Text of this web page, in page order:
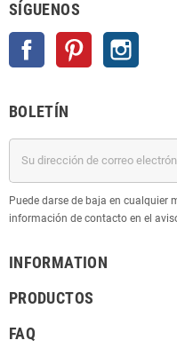
SÍGUENOS
Facebook Pinterest
BOLETÍN
Puede darse de baja en cualquier
información de contacto en el
INFORMATION
PRODUCTOS
FAQ